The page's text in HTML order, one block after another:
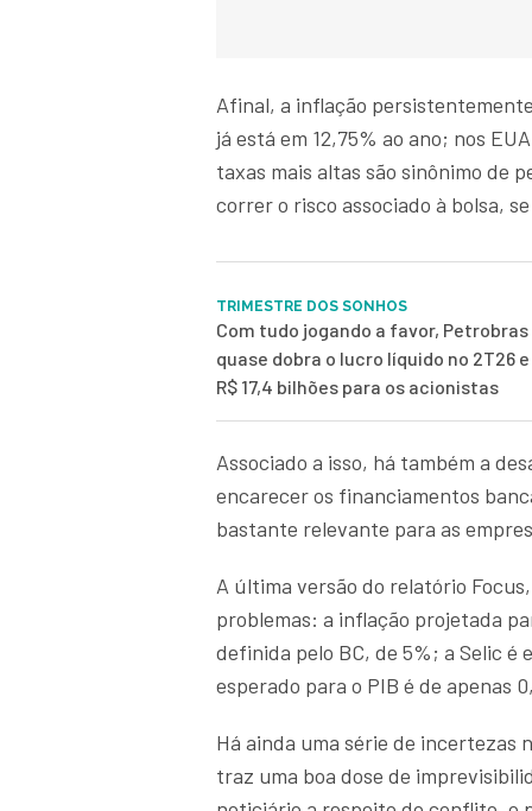
Afinal, a inflação
já está em 12,75% ao ano; nos
taxas mais altas são sinônimo de
correr o risco associado à bolsa,
TRIMESTRE DOS SONHOS
Com tudo jogando a favor, Petrobras
quase dobra o lucro líquido no 2T26
R$ 17,4 bilhões para os acionistas
Associado a isso, há também a
encarecer os financiamentos
bastante relevante para as
A última versão do relatório
problemas: a inflação projetada
definida pelo BC, de 5%; a Selic é
esperado para o PIB é de apenas
Há ainda uma série de incertezas
traz uma boa dose de